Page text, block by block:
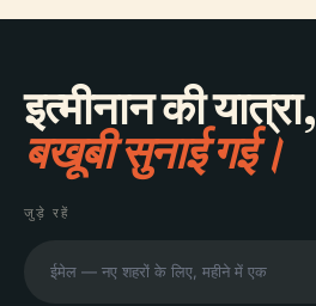
इत्मीनान की यात्रा,
बखूबी सुनाई गई।
जुड़े रहें